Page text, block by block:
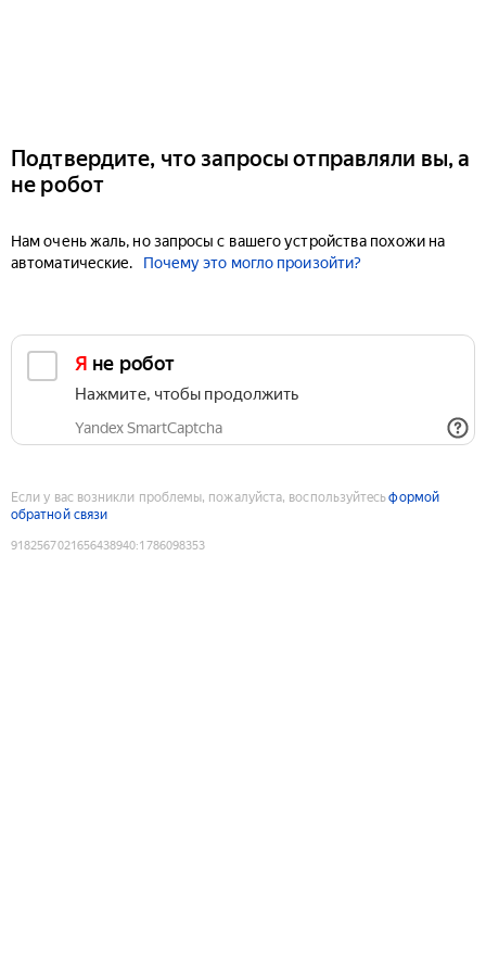
Подтвердите, что запросы отправляли вы, а
не робот
Нам очень жаль, но запросы с вашего устройства похожи на
автоматические.
Почему это могло произойти?
Я не робот
Нажмите, чтобы продолжить
Yandex SmartCaptcha
Если у вас возникли проблемы, пожалуйста, воспользуйтесьформой
обратной связи
9182567021656438940:1786098353